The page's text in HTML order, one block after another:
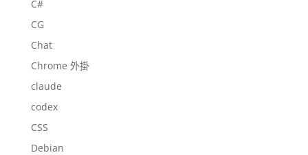
C#
CG
Chat
Chrome 外掛
claude
codex
CSS
Debian